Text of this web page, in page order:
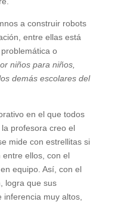
a construir robots
entre ellas está
o
niños para niños,
demás escolares del
en el que todos
profesora creo el
mide con estrellitas si
ellos, con el
equipo. Así, con el
logra que sus
inferencia muy altos,